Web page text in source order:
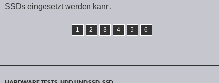
SSDs eingesetzt werden kann.
1 2 3 4 5 6